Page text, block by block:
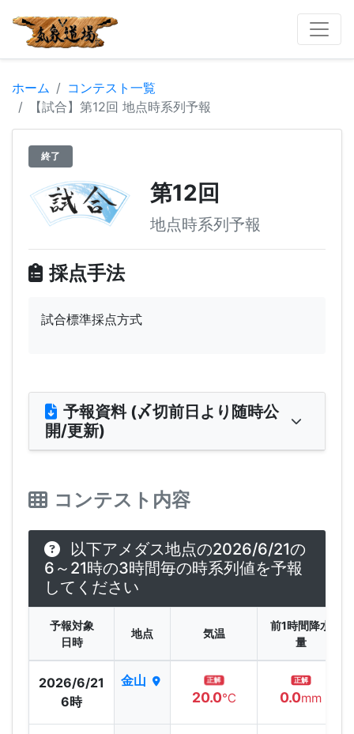
ホーム
コンテスト一覧
【試合】第12回 地点時系列予報
終了
第12回
地点時系列予報
採点手法
試合標準採点方式
予報資料 (〆切前日より随時公
開/更新)
コンテスト内容
以下アメダス地点の2026/6/21の
6～21時の3時間毎の時系列値を予報
してください
予報対象
日時
地点 気温
前1時間降水
量
2026/6/21
6時
金山 正解
20.0℃
正解
0.0mm